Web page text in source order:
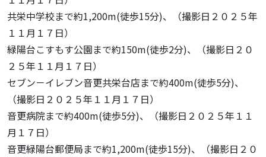
共栄中学校まで約1,200m(徒歩15分)、（撮影日２０２５年
１１月１７日）
緑陽台こすもす公園まで約150m(徒歩2分)、（撮影日２０
２５年１１月１７日）
セブン－イレブン音更共栄台店まで約400m(徒歩5分)、
（撮影日２０２５年１１月１７日）
音更病院まで約400m(徒歩5分)、（撮影日２０２５年１１
月１７日）
音更緑陽台郵便局まで約1,200m(徒歩15分)、（撮影日２０